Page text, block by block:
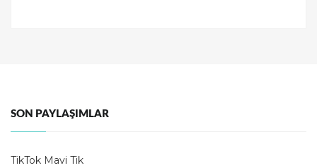
SON PAYLAŞIMLAR
TikTok Mavi Tik